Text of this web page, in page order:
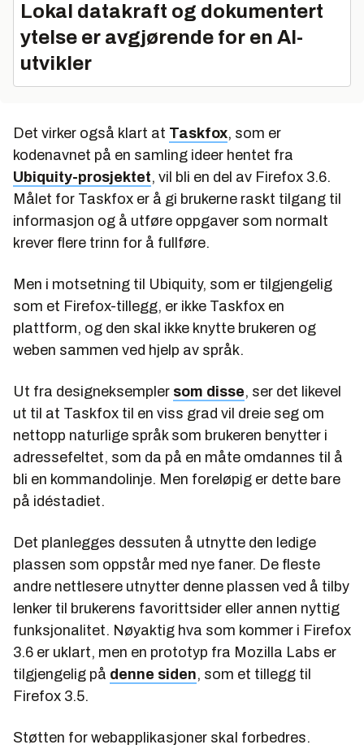
Lokal datakraft og dokumentert
ytelse er avgjørende for en AI-
utvikler
Det virker også klart at Taskfox, som er
kodenavnet på en samling ideer hentet fra
Ubiquity-prosjektet, vil bli en del av Firefox 3.6.
Målet for Taskfox er å gi brukerne raskt tilgang til
informasjon og å utføre oppgaver som normalt
krever flere trinn for å fullføre.
Men i motsetning til Ubiquity, som er tilgjengelig
som et Firefox-tillegg, er ikke Taskfox en
plattform, og den skal ikke knytte brukeren og
weben sammen ved hjelp av språk.
Ut fra designeksempler som disse, ser det likevel
ut til at Taskfox til en viss grad vil dreie seg om
nettopp naturlige språk som brukeren benytter i
adressefeltet, som da på en måte omdannes til å
bli en kommandolinje. Men foreløpig er dette bare
på idéstadiet.
Det planlegges dessuten å utnytte den ledige
plassen som oppstår med nye faner. De fleste
andre nettlesere utnytter denne plassen ved å tilby
lenker til brukerens favorittsider eller annen nyttig
funksjonalitet. Nøyaktig hva som kommer i Firefox
3.6 er uklart, men en prototyp fra Mozilla Labs er
tilgjengelig på denne siden, som et tillegg til
Firefox 3.5.
Støtten for webapplikasjoner skal forbedres.